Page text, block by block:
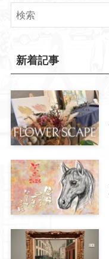
新着記事